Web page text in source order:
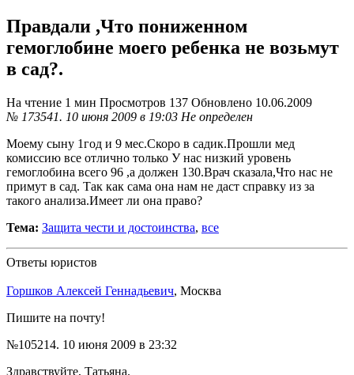
Правдали ,Что пониженном
гемоглобине моего ребенка не возьмут
в сад?.
На чтение 1 мин Просмотров 137 Обновлено 10.06.2009
№ 173541. 10 июня 2009 в 19:03 Не определен
Моему сыну 1год и 9 мес.Скоро в садик.Прошли мед
комиссию все отлично только У нас низкий уровень
гемоглобина всего 96 ,а должен 130.Врач сказала,Что нас не
примут в сад. Так как сама она нам не даст справку из за
такого анализа.Имеет ли она право?
Тема: Защита чести и достоинства, все
Ответы юристов
Горшков Алексей Геннадьевич, Москва
Пишите на почту!
№105214. 10 июня 2009 в 23:32
Здравствуйте, Татьяна.